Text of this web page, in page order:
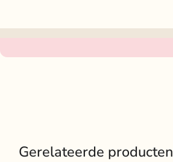
Gerelateerde producten